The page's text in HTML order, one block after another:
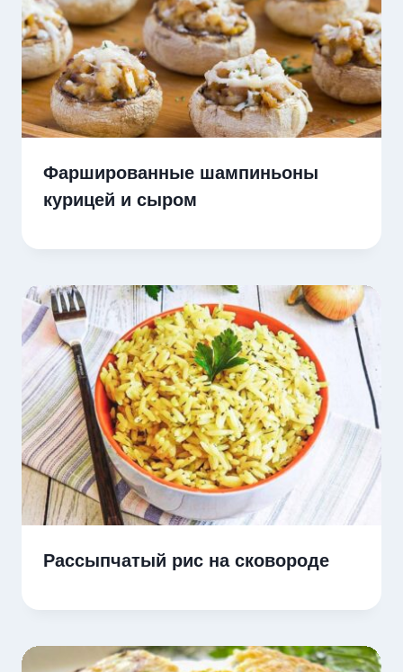
Фаршированные шампиньоны
курицей и сыром
Рассыпчатый рис на сковороде